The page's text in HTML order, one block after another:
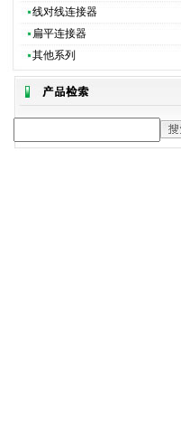
线对线连接器
扁平连接器
其他系列